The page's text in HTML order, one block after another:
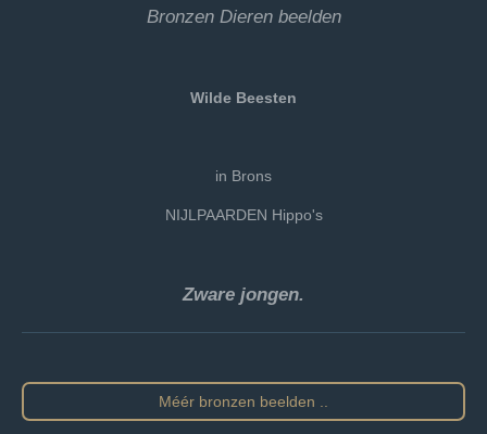
Bronzen Dieren beelden
Wilde Beesten
in Brons
NIJLPAARDEN Hippo's
Zware jongen.
Méér bronzen beelden ..